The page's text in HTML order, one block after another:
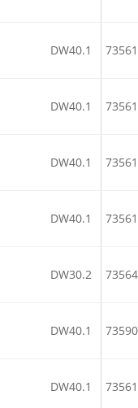
DW40.1
DW40.1
DW40.1
DW40.1
DW30.2
DW40.1
DW40.1